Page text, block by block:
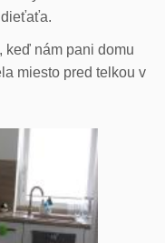
keď nám pani domu
miesto pred telkou v